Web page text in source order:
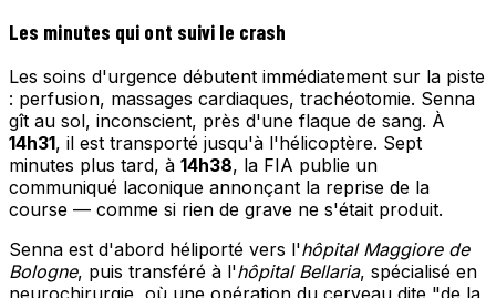
Les minutes qui ont suivi le crash
Les soins d'urgence débutent immédiatement sur la piste
: perfusion, massages cardiaques, trachéotomie. Senna
gît au sol, inconscient, près d'une flaque de sang. À
14h31, il est transporté jusqu'à l'hélicoptère. Sept
minutes plus tard, à 14h38, la FIA publie un
communiqué laconique annonçant la reprise de la
course — comme si rien de grave ne s'était produit.
Senna est d'abord héliporté vers l'hôpital Maggiore de
Bologne, puis transféré à l'hôpital Bellaria, spécialisé en
neurochirurgie, où une opération du cerveau dite "de la